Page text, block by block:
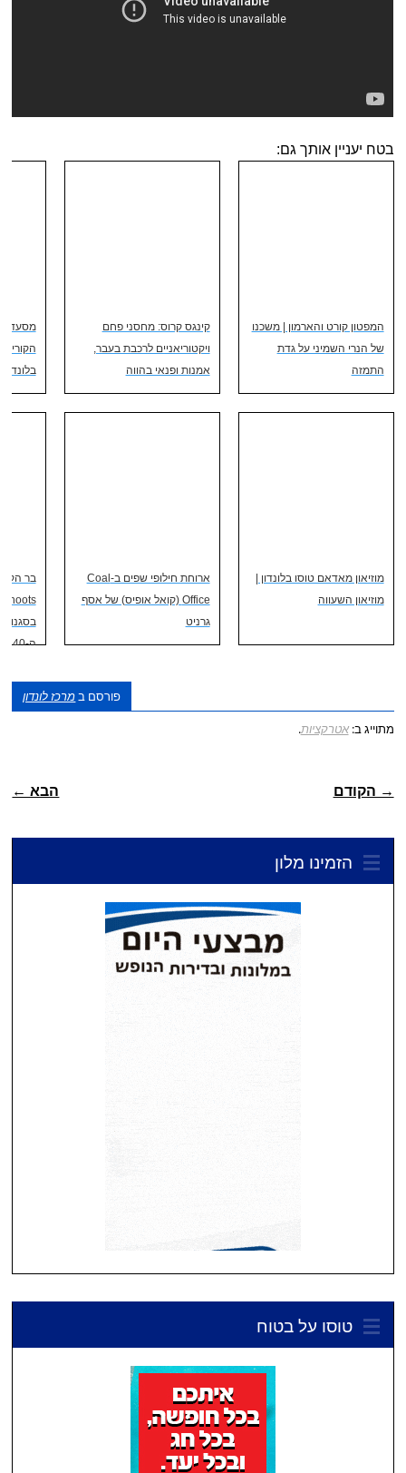
בטח יעניין אותך גם:
המפטון קורט והארמון | משכנו
של הנרי השמיני על גדת
התמזה
קינגס קרוס: מחסני פחם
ויקטוריאניים לרכבת בעבר,
אמנות ופנאי בהווה
מסעדה
מוזיאון מאדאם טוסו בלונדון |
מוזיאון השעווה
ארוחת חילופי שפים ב-Coal
Office (קואל אופיס) של אסף
גרניט
בר
בסגנון
ה-40
פורסם במרכז לונדון
מתוייג ב:אטרקציות.
→ הקודם הבא ←
הזמינו מלון
טוסו על בטוח